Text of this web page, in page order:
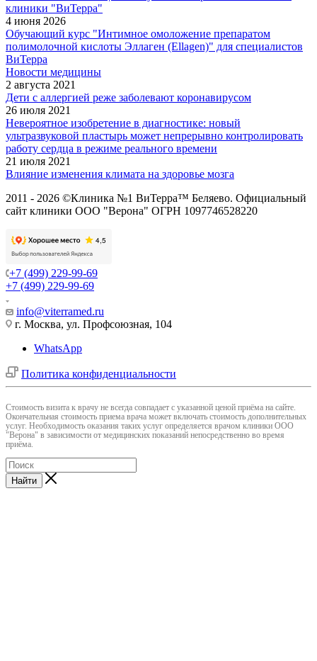
клиники "ВиТерра"
4 июня 2026
Обучающий курс "Интимное омоложение препаратом
полимолочной кислоты Эллаген (Ellagen)" для специалистов
ВиТерра
Новости медицины
2 августа 2021
Дети с аллергией реже заболевают коронавирусом
26 июля 2021
Невероятное изобретение в диагностике: новый
ультразвуковой пластырь может непрерывно контролировать
работу сердца в режиме реального времени
21 июля 2021
Влияние изменения климата на здоровье мозга
2011 - 2026 ©Клиника №1 ВиТерра™ Беляево. Официальный
сайт клиники ООО "Верона" ОГРН 1097746528220
+7 (499) 229-99-69
+7 (499) 229-99-69
info@viterramed.ru
г. Москва, ул. Профсоюзная, 104
WhatsApp
Политика конфиденциальности
Cтоимость визита к врачу не всегда совпадает с указанной ценой приёма на сайте.
Окончательная стоимость приема врача может включать стоимость дополнительных
услуг. Необходимость оказания таких услуг определяется врачом клиники ООО
"Верона" в зависимости от медицинских показаний непосредственно во время
приёма.
Найти